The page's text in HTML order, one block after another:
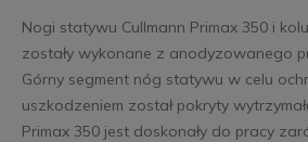
Nogi statywu Cullmann Primax 350 i
zostały wykonane z anodyzowanego
Górny segment nóg statywu w celu
uszkodzeniem został pokryty
Primax 350 jest doskonały do pracy